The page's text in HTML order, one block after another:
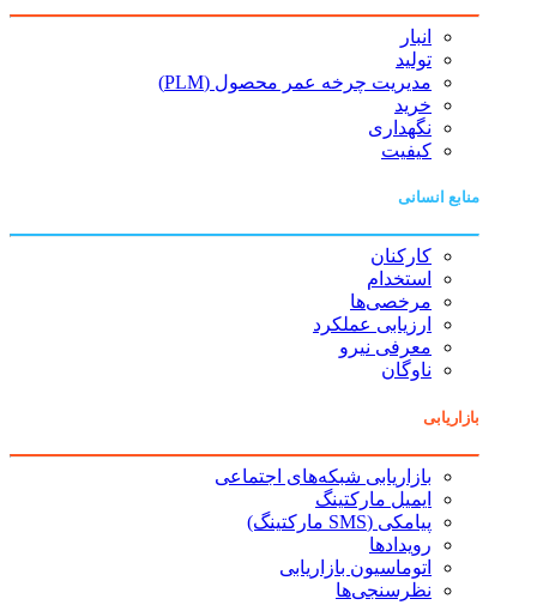
انبار
تولید
مدیریت چرخه عمر محصول (PLM)
خرید
نگهداری
کیفیت
منابع انسانی
کارکنان
استخدام
مرخصی‌ها
ارزیابی عملکرد
معرفی نیرو
ناوگان
بازاریابی
بازاریابی شبکه‌های اجتماعی
ایمیل مارکتینگ
پیامکی (SMS مارکتینگ)
رویدادها
اتوماسیون بازاریابی
نظرسنجی‌ها